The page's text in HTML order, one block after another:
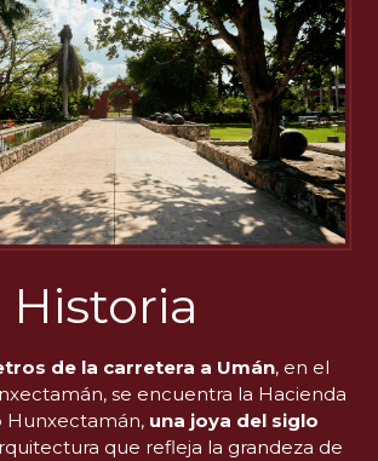
Historia
de la carretera a Umán, en el
se encuentra la Hacienda
Hunxectamán, una joya del siglo
que refleja la grandeza de